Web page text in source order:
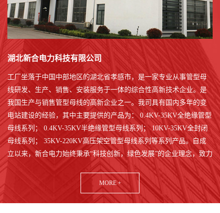
湖北新合电力科技有限公司
工厂坐落于中国中部地区的湖北省孝感市，是一家专业从事管型母
线研发、生产、销售、安装服务于一体的综合性高新技术企业。是
我国生产与销售管型母线的高新企业之一。我司具有国内多年的变
电站建设的经验，其中主要提供的产品为： 0.4KV-35KV全绝缘管型
母线系列； 0.4KV-35KV半绝缘管型母线系列； 10KV-35KV全封闭
母线系列； 35KV-220KV高压架空管型母线系列等系列产品。自成
立以来，新合电力始终秉承“科技创新，绿色发展”的企业理念，致力
于为全球电力行业提供高效、智能、环保的解决方案。
公司拥有一支由行业专家和资深工程师组成的研发团队，他们凭借
深厚的专业知识与丰富的实践经验，不断突破技术壁垒，开发出多
MORE +